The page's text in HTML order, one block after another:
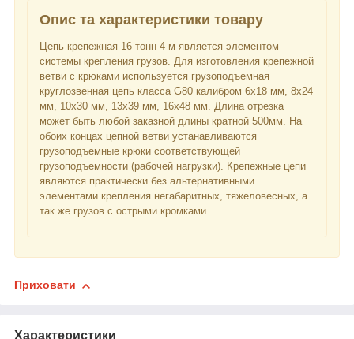
Опис та характеристики товару
Цепь крепежная 16 тонн 4 м является элементом
системы крепления грузов. Для изготовления крепежной
ветви с крюками используется грузоподъемная
круглозвенная цепь класса G80 калибром 6х18 мм, 8х24
мм, 10х30 мм, 13х39 мм, 16х48 мм. Длина отрезка
может быть любой заказной длины кратной 500мм. На
обоих концах цепной ветви устанавливаются
грузоподъемные крюки соответствующей
грузоподъемности (рабочей нагрузки). Крепежные цепи
являются практически без альтернативными
элементами крепления негабаритных, тяжеловесных, а
так же грузов с острыми кромками.
Приховати
Характеристики